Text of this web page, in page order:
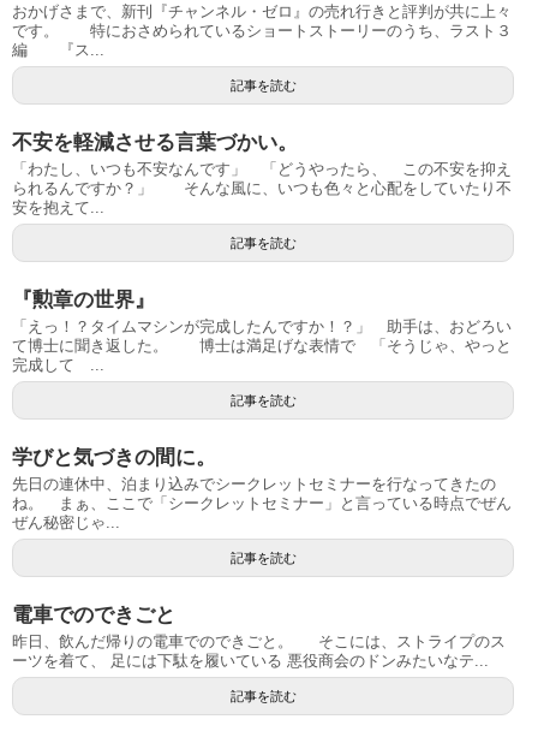
おかげさまで、新刊『チャンネル・ゼロ』の売れ行きと評判が共に上々
です。 特におさめられているショートストーリーのうち、ラスト３
編 『ス...
記事を読む
不安を軽減させる言葉づかい。
「わたし、いつも不安なんです」 「どうやったら、 この不安を抑え
られるんですか？」 そんな風に、いつも色々と心配をしていたり不
安を抱えて...
記事を読む
『勲章の世界』
「えっ！？タイムマシンが完成したんですか！？」 助手は、おどろい
て博士に聞き返した。 博士は満足げな表情で 「そうじゃ、やっと
完成して ...
記事を読む
学びと気づきの間に。
先日の連休中、泊まり込みでシークレットセミナーを行なってきたの
ね。 まぁ、ここで「シークレットセミナー」と言っている時点でぜん
ぜん秘密じゃ...
記事を読む
電車でのできごと
昨日、飲んだ帰りの電車でのできごと。 そこには、ストライプのス
ーツを着て、 足には下駄を履いている 悪役商会のドンみたいなテ...
記事を読む